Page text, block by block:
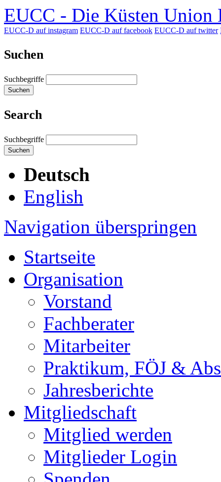
EUCC - Die Küsten Union
EUCC-D auf instagram EUCC-D auf facebook EUCC-D auf twitter
Suchen
Suchbegriffe
Suchen
Search
Suchbegriffe
Suchen
Deutsch
English
Navigation überspringen
Startseite
Organisation
Vorstand
Fachberater
Mitarbeiter
Praktikum, FÖJ &
Jahresberichte
Mitgliedschaft
Mitglied werden
Mitglieder Login